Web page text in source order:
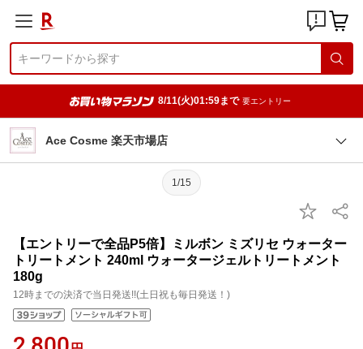
8/11(火)01:59まで 要エントリー
Ace Cosme 楽天市場店
1/15
【エントリーで全品P5倍】ミルボン ミズリセ ウォーター
トリートメント 240ml ウォータージェルトリートメント
180g
12時までの決済で当日発送!!(土日祝も毎日発送！)